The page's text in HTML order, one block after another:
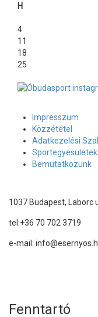
H
4
11
18
25
Impresszum
Közzététel
Adatkezelési
Sportegyesületek
Bemutatkozunk
1037 Budapest, Laborc
tel:+36 70 702 3719
e-mail:
Fenntartó